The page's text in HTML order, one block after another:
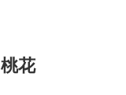
桃花